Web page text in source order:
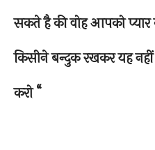
सकते है की वोह आपको प्यार
किसीने बन्दुक रखकर यह
करो “